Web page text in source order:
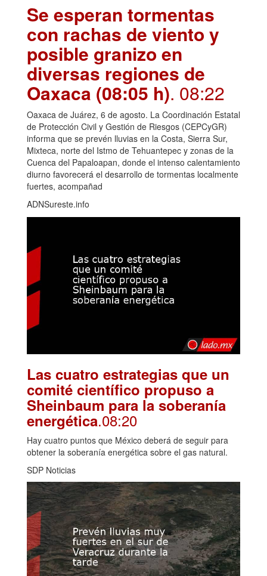
Se esperan tormentas
con rachas de viento y
posible granizo en
diversas regiones de
Oaxaca (08:05 h). 08:22
Oaxaca de Juárez, 6 de agosto. La Coordinación Estatal
de Protección Civil y Gestión de Riesgos (CEPCyGR)
informa que se prevén lluvias en la Costa, Sierra Sur,
Mixteca, norte del Istmo de Tehuantepec y zonas de la
Cuenca del Papaloapan, donde el intenso calentamiento
diurno favorecerá el desarrollo de tormentas localmente
fuertes, acompañad
ADNSureste.info
Las cuatro estrategias que un
comité científico propuso a
Sheinbaum para la soberanía
energética.08:20
Hay cuatro puntos que México deberá de seguir para
obtener la soberanía energética sobre el gas natural.
SDP Noticias